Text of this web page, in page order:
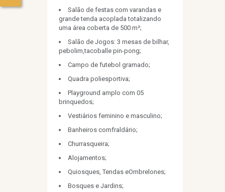
Salão de festas com varandas e
grande tenda acoplada totalizando
uma área coberta de 500 m²;
Salão de Jogos: 3 mesas de bilhar,
pebolim,tacoballe pin-pong;
Campo de futebol gramado;
Quadra poliesportiva;
Playground amplo com 05
brinquedos;
Vestiários feminino e masculino;
Banheiros comfraldário;
Churrasqueira;
Alojamentos;
Quiosques, Tendas eOmbrelones;
Bosques e Jardins;